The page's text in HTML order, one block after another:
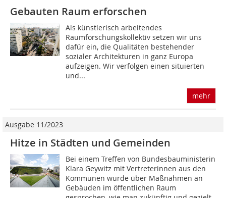
Gebauten Raum erforschen
Als künstlerisch arbeitendes
Raumforschungskollektiv setzen wir uns
dafür ein, die Qualitäten bestehender
sozialer Architekturen in ganz Europa
aufzeigen. Wir verfolgen einen situierten
und...
mehr
Ausgabe 11/2023
Hitze in Städten und Gemeinden
Bei einem Treffen von Bundesbauministerin
Klara Geywitz mit Vertreterinnen aus den
Kommunen wurde über Maßnahmen an
Gebäuden im öffentlichen Raum